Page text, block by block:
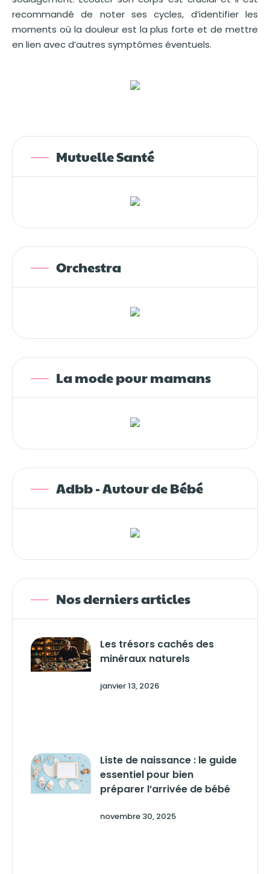
recommandé de noter ses cycles, d’identifier les
moments où la douleur est la plus forte et de mettre
en lien avec d’autres symptômes éventuels.
Mutuelle Santé
Orchestra
La mode pour mamans
Adbb - Autour de Bébé
Nos derniers articles
Les trésors cachés des
minéraux naturels
janvier 13, 2026
Liste de naissance : le guide
essentiel pour bien
préparer l’arrivée de bébé
novembre 30, 2025